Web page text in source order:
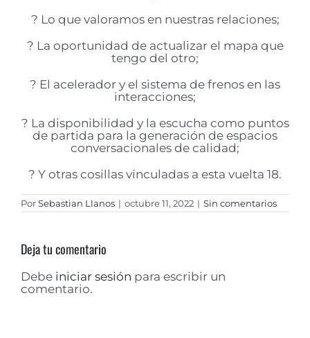
? Lo que valoramos en nuestras relaciones;
? La oportunidad de actualizar el mapa que
tengo del otro;
? El acelerador y el sistema de frenos en las
interacciones;
? La disponibilidad y la escucha como puntos
de partida para la generación de espacios
conversacionales de calidad;
? Y otras cosillas vinculadas a esta vuelta 18.
PorSebastian Llanos | octubre 11, 2022 | Sin comentarios
Deja tu comentario
Debe iniciar sesión para escribir un
comentario.